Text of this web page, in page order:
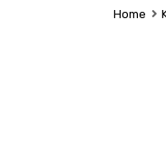
Home